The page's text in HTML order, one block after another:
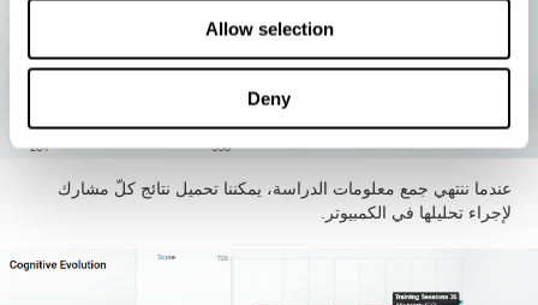
Allow selection
Deny
عندما ننتهي جمع معلومات الدراسة، يمكننا تحميل نتائج كلّ مشارك
لإجراء تحليلها في الكمبيوتر.